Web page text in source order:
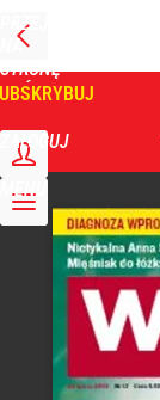
PRZEJDŹ
NA
STRONĘ
GŁÓWNĄ
ZALOGUJ
MENU